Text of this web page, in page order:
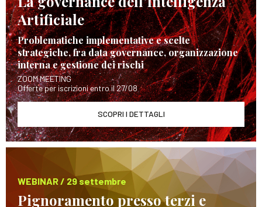
Artificiale
Problematiche implementative e scelte
strategiche, fra data governance, organizzazione
interna e gestione dei rischi
ZOOM MEETING
Offerte per iscrizioni entro il 27/08
SCOPRI I DETTAGLI
WEBINAR / 29 settembre
Pignoramento presso terzi e